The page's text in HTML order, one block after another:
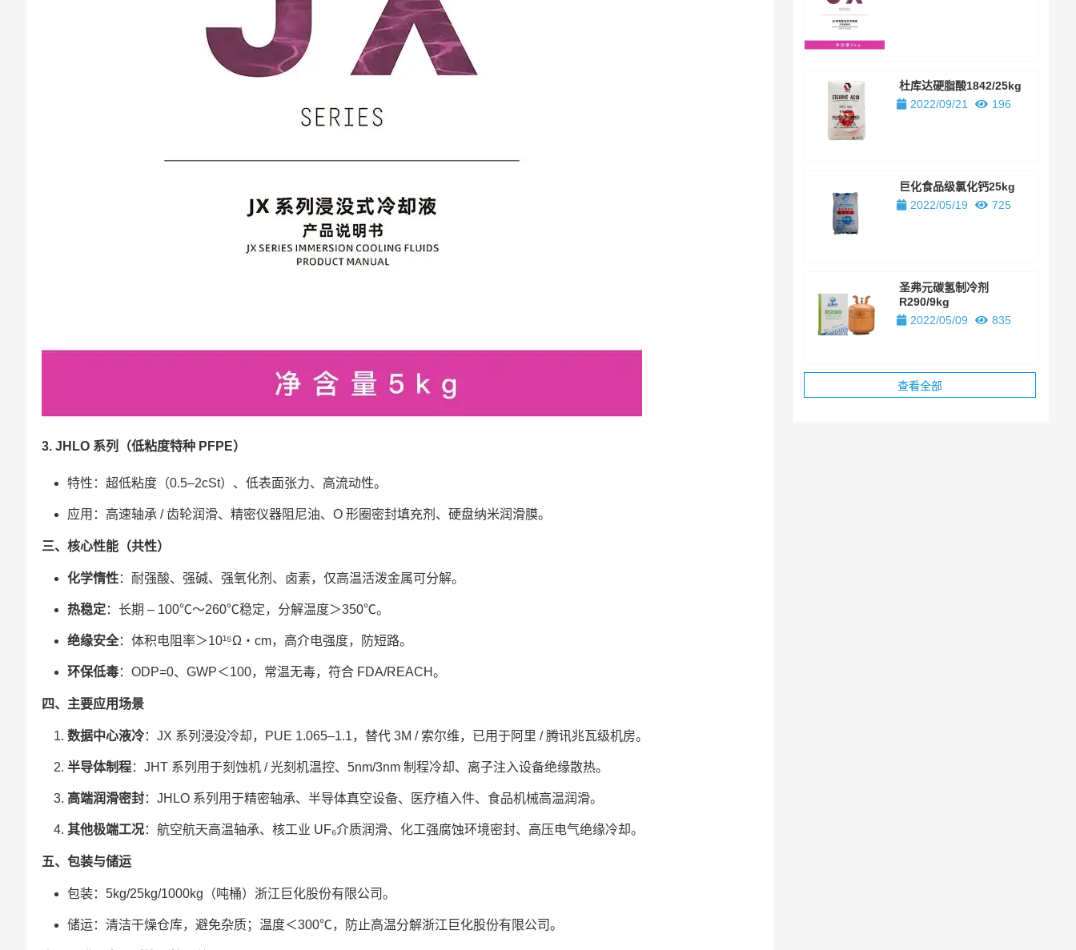
3. JHLO 系列（低粘度特种 PFPE）
特性：超低粘度（0.5–2cSt）、低表面张力、高流动性。
应用：高速轴承 / 齿轮润滑、精密仪器阻尼油、O 形圈密封填充剂、硬盘纳米润滑膜。
三、核心性能（共性）
化学惰性：耐强酸、强碱、强氧化剂、卤素，仅高温活泼金属可分解。
热稳定：长期 – 100℃～260℃稳定，分解温度＞350℃。
绝缘安全：体积电阻率＞10¹⁵Ω・cm，高介电强度，防短路。
环保低毒：ODP=0、GWP＜100，常温无毒，符合 FDA/REACH。
四、主要应用场景
数据中心液冷：JX 系列浸没冷却，PUE 1.065–1.1，替代 3M / 索尔维，已用于阿里 / 腾讯兆瓦级机房。
半导体制程：JHT 系列用于刻蚀机 / 光刻机温控、5nm/3nm 制程冷却、离子注入设备绝缘散热。
高端润滑密封：JHLO 系列用于精密轴承、半导体真空设备、医疗植入件、食品机械高温润滑。
其他极端工况：航空航天高温轴承、核工业 UF₆介质润滑、化工强腐蚀环境密封、高压电气绝缘冷却。
五、包装与储运
包装：5kg/25kg/1000kg（吨桶）浙江巨化股份有限公司。
储运：清洁干燥仓库，避免杂质；温度＜300℃，防止高温分解浙江巨化股份有限公司。
杜库达硬脂酸1842/25kg
2022/09/21
196
巨化食品级氯化钙25kg
2022/05/19
725
圣弗元碳氢制冷剂
R290/9kg
2022/05/09
835
查看全部